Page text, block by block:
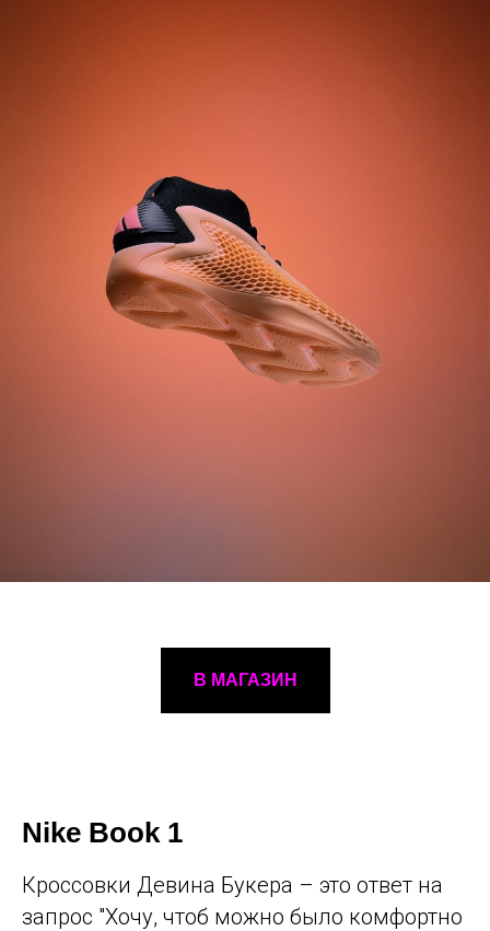
В МАГАЗИН
Nike Book 1
Кроссовки Девина Букера – это ответ на
запрос "Хочу, чтоб можно было комфортно